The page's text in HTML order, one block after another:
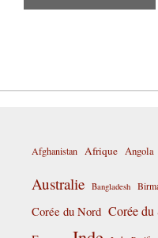
Afghanistan Afrique Angola
Australie Bangladesh
Corée du Nord Corée du